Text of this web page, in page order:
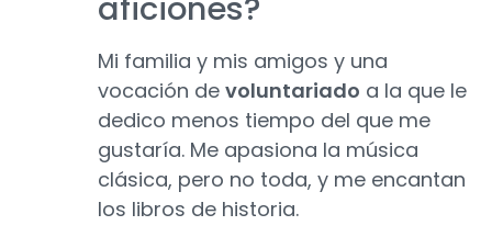
aficiones?
Mi familia y mis amigos y una
vocación de voluntariado a la que le
dedico menos tiempo del que me
gustaría. Me apasiona la música
clásica, pero no toda, y me encantan
los libros de historia.